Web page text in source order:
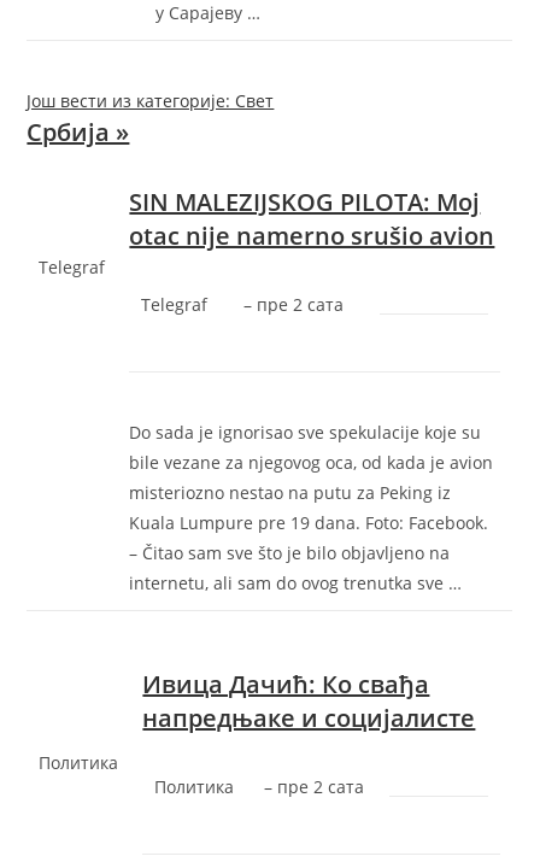
у Сарајеву …
Још вести из категорије: Свет
Србија »
Telegraf
SIN MALEZIJSKOG PILOTA: Moj
otac nije namerno srušio avion
Telegraf – ‎пре 2 сата‎
Do sada je ignorisao sve spekulacije koje su
bile vezane za njegovog oca, od kada je avion
misteriozno nestao na putu za Peking iz
Kuala Lumpure pre 19 dana. Foto: Facebook.
– Čitao sam sve što je bilo objavljeno na
internetu, ali sam do ovog trenutka sve …
Политика
Ивица Дачић: Ко свађа
напредњаке и социјалисте
Политика – ‎пре 2 сата‎